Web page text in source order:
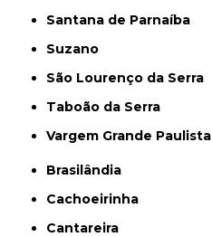
Santana de Parnaíba
Suzano
São Lourenço da Serra
Taboão da Serra
Vargem Grande Paulista
Brasilândia
Cachoeirinha
Cantareira